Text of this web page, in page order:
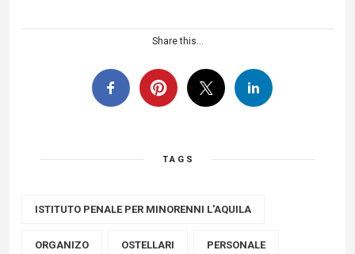
Share this...
TAGS
ISTITUTO PENALE PER MINORENNI L'AQUILA
ORGANIZO OSTELLARI PERSONALE